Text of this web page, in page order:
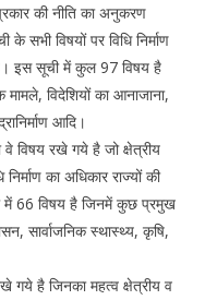
की नीति का अनुकरण
विषयों पर विधि निर्माण
इस सूची में कुल 97 विषय है
विदेशियों का आनाजाना,
आदि।
विषय रखे गये है जो क्षेत्रीय
का अधिकार राज्यों की
में 66 विषय है जिनमें कुछ प्रमुख
सार्वाजनिक स्थास्थ्य, कृषि,
गये है जिनका महत्व क्षेत्रीय व